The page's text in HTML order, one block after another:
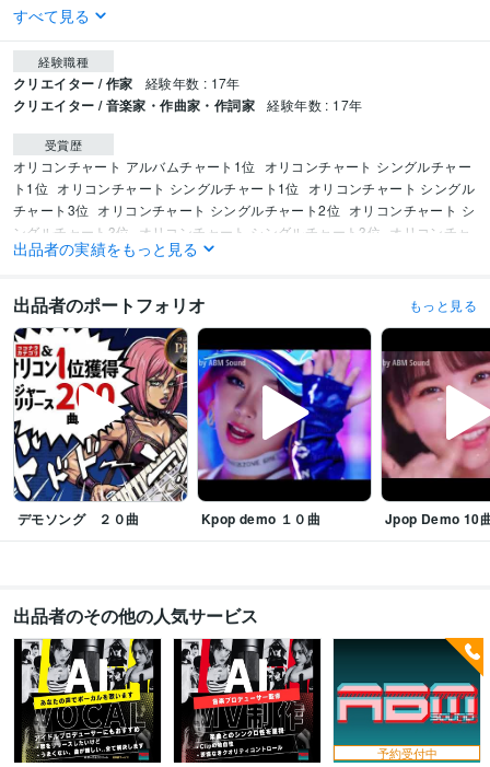
すべて見る
経験職種
クリエイター / 作家 経験年数 : 17年
クリエイター / 音楽家・作曲家・作詞家 経験年数 : 17年
受賞歴
オリコンチャート アルバムチャート1位
オリコンチャート シングルチャー
ト1位 オリコンチャート シングルチャート1位
オリコンチャート シングル
チャート3位 オリコンチャート シングルチャート2位 オリコンチャート シ
ングルチャート3位
オリコンチャート シングルチャート3位 オリコンチャ
ート シングルチャート1位 オリコンチャート シングルチャート2位
オリコンチャート シングルチャート5位
オリコンチャート シングルチャー
ト5位 オリコンチャート シングルチャート3位
オリコンチャート シングル
チャート5位 オリコンチャート シングルチャート4位
ビジネス・クリエイティブツール
Cubase:15年 Pro Tools:9年Finale:7年
得意分野
音楽制作・ナレーション 作曲、編曲等
音楽 作曲 編曲 トラック制作 アニソン オリジナル曲 Kpop
仮歌
MIX
出品者の実績をもっと見る
出品者のポートフォリオ もっと見る
デモソング ２０曲 Kpop demo １０曲 Jpop Demo 10
出品者のその他の人気サービス
予約受付中